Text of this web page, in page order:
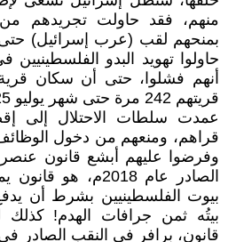
منهم، فقد حاولت تجريدهم
بمنحهم لقب (عرب إسرائيل) حتى
حاولوا تهويد البدو
أنهم فشلوا، حتى أن سكان قرية
قريتهم 242 مرة حتى شهر يوليو 2025م.
عمدت سلطات الاحتلال إلى
قراهم، ومنعهم من دخول
وفرضوا عليهم أبشع قانون
الصادر عام 2018م،
بيوت الفلسطينيين بشرط أن
بيتُه ثمن جرافات الهدم! كذلك